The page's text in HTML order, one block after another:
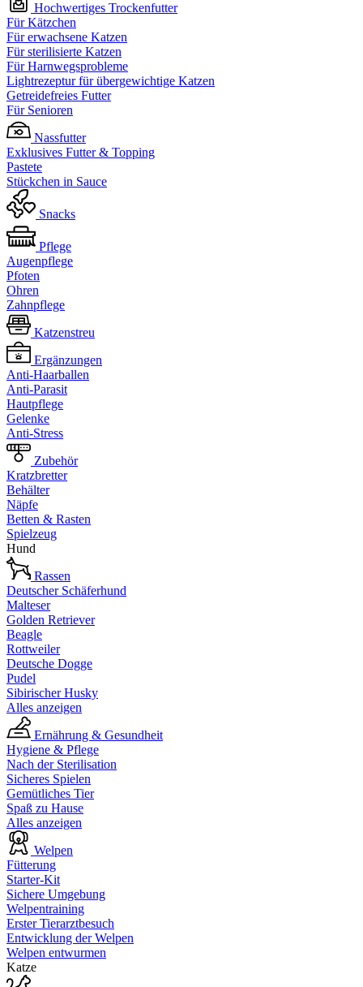
Hochwertiges Trockenfutter
Für Kätzchen
Für erwachsene Katzen
Für sterilisierte Katzen
Für Harnwegsprobleme
Lightrezeptur für übergewichtige Katzen
Getreidefreies Futter
Für Senioren
Nassfutter
Exklusives Futter & Topping
Pastete
Stückchen in Sauce
Snacks
Pflege
Augenpflege
Pfoten
Ohren
Zahnpflege
Katzenstreu
Ergänzungen
Anti-Haarballen
Anti-Parasit
Hautpflege
Gelenke
Anti-Stress
Zubehör
Kratzbretter
Behälter
Näpfe
Betten & Rasten
Spielzeug
Hund
Rassen
Deutscher Schäferhund
Malteser
Golden Retriever
Beagle
Rottweiler
Deutsche Dogge
Pudel
Sibirischer Husky
Alles anzeigen
Ernährung & Gesundheit
Hygiene & Pflege
Nach der Sterilisation
Sicheres Spielen
Gemütliches Tier
Spaß zu Hause
Alles anzeigen
Welpen
Fütterung
Starter-Kit
Sichere Umgebung
Welpentraining
Erster Tierarztbesuch
Entwicklung der Welpen
Welpen entwurmen
Katze